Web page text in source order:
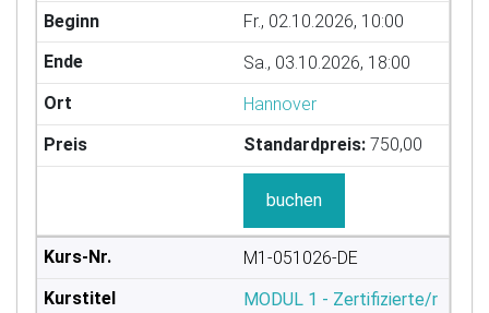
Fr., 02.10.2026, 10:00
Sa., 03.10.2026, 18:00
Hannover
Standardpreis: 750,00
buchen
M1-051026-DE
MODUL 1 - Zertifizierte/r